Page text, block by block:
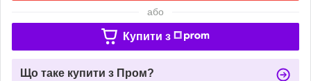
або
Купити з
Що таке купити з Пром?